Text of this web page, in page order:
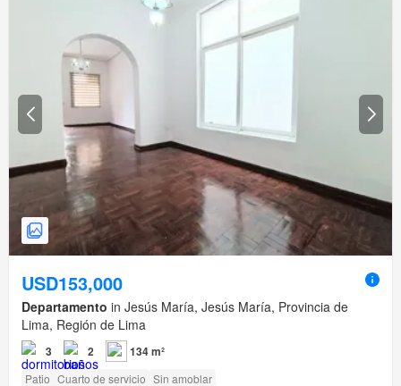
USD153,000
Departamento in Jesús María, Jesús María, Provincia de
Lima, Región de Lima
3 2 134 m²
Patio Cuarto de servicio Sin amoblar